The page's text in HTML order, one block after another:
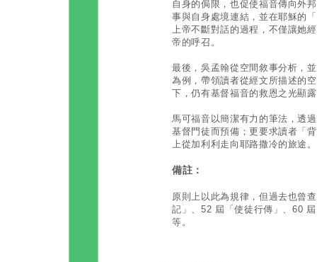
自身的侷限，也促使福音傳向外
事與自身處境連結，並在耶穌的
上帝不斷對話的過程，不僅讓她
帝的呼召。
最後，吳孟翰從空間敘事分析，
為例，帶領讀者從經文所描述的
下，仍有基督福音的救恩之光顯
馬可福音以簡潔有力的筆法，透
基督門徒而預備；更要求讀者「
上從加利利走向耶路撒冷的旅途。
備註：
原則上以此為規律，但過去也曾
記」、52 屆「使徒行傳」、60
等。